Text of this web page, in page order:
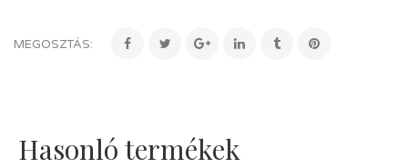
MEGOSZTÁS:
Hasonló termékek